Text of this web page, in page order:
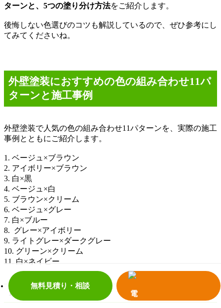
無料見積り・相談
ターンと、5つの塗り分け方法をご紹介します。
後悔しない色選びのコツも解説しているので、ぜひ参考にし
てみてくださいね。
外壁塗装におすすめの色の組み合わせ11パ
ターンと施工事例
外壁塗装で人気の色の組み合わせ11パターンを、実際の施工
事例とともにご紹介します。
1. ベージュ ×ブラウン
2. アイボリー×ブラウン
3. 白×黒
4. ベージュ ×白
5. ブラウン×クリーム
6. ベージュ ×グレー
7. 白×ブルー
8. グレー×アイボリー
9. ライトグレー×ダークグレー
10. グリーン×クリーム
11. 白×ネイビー
1.